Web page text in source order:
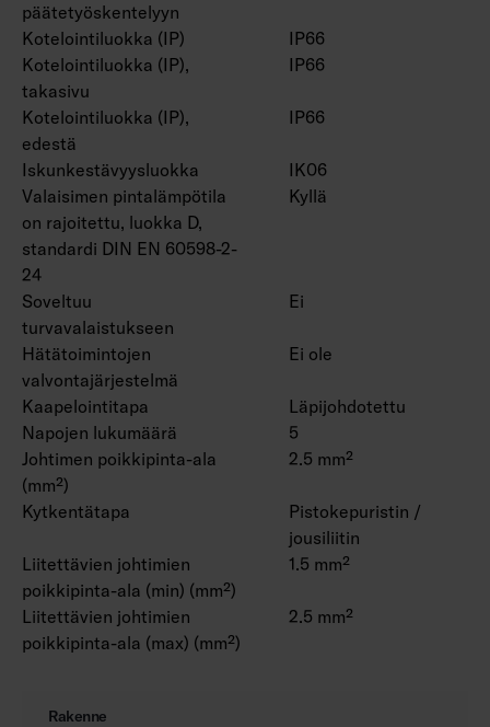
päätetyöskentelyyn
Kotelointiluokka (IP)
IP66
Kotelointiluokka (IP),
takasivu
IP66
Kotelointiluokka (IP),
edestä
IP66
Iskunkestävyysluokka
IK06
Valaisimen pintalämpötila
on rajoitettu, luokka D,
standardi DIN EN 60598-2-
24
Kyllä
Soveltuu
turvavalaistukseen
Ei
Hätätoimintojen
valvontajärjestelmä
Ei ole
Kaapelointitapa
Läpijohdotettu
Napojen lukumäärä
5
Johtimen poikkipinta-ala
(mm²)
2.5 mm²
Kytkentätapa
Pistokepuristin /
jousiliitin
Liitettävien johtimien
poikkipinta-ala (min) (mm²)
1.5 mm²
Liitettävien johtimien
poikkipinta-ala (max) (mm²)
2.5 mm²
Rakenne